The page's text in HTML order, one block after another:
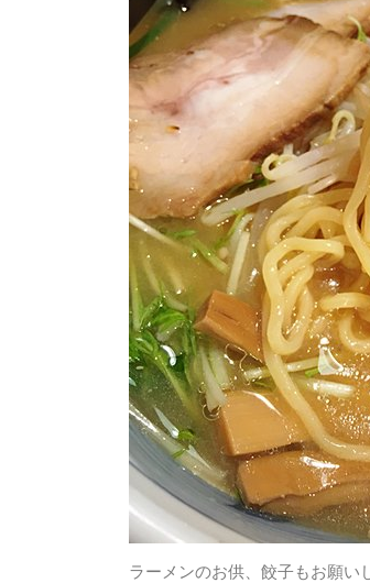
ラーメンのお供、餃子もお願い